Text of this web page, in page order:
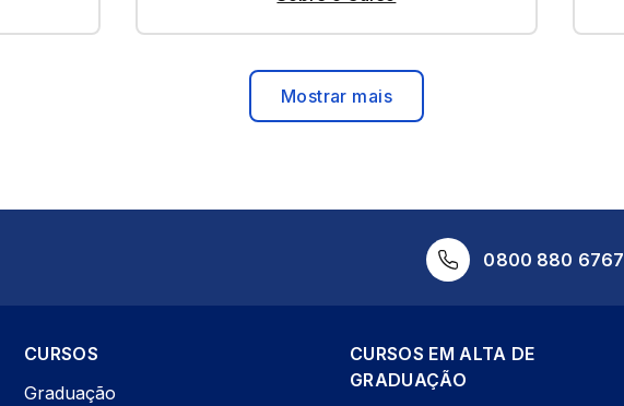
Mostrar mais
0800 880 6767
CURSOS
Graduação
CURSOS EM ALTA DE
GRADUAÇÃO